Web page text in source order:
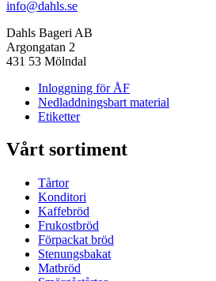
info@dahls.se
Dahls Bageri AB
Argongatan 2
431 53 Mölndal
Inloggning för ÅF
Nedladdningsbart material
Etiketter
Vårt sortiment
Tårtor
Konditori
Kaffebröd
Frukostbröd
Förpackat bröd
Stenungsbakat
Matbröd